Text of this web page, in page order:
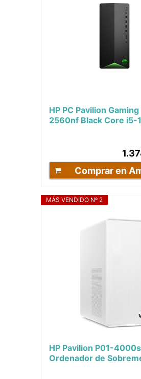
HP PC Pavilion
2560nf Black Core i5-
Comprar en
MÁS VENDIDO Nº 2
HP Pavilion P01-
Ordenador de
Core i5-13400, 16GB